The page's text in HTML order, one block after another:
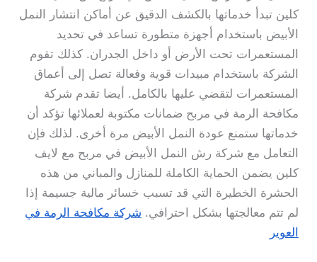
كلين تبدأ خدماتها بالكشف الدقيق عن أماكن انتشار النمل
الأبيض باستخدام أجهزة متطورة تساعد في تحديد
المستعمرات تحت الأرض أو داخل الجدران. كذلك تقوم
الشركة باستخدام مبيدات قوية وفعالة تصل إلى أعماق
المستعمرات لتقضي عليها بالكامل. أيضا تقدم شركة
مكافحة الرمة في مربح ضمانات مكتوبة لعملائها تؤكد أن
خدماتها ستمنع عودة النمل الأبيض مرة أخرى. لذلك فإن
التعامل مع شركة رش النمل الأبيض في مربح مع لايف
كلين يضمن الحماية الكاملة للمنازل والمباني من هذه
الحشرة الخطيرة التي قد تسبب خسائر مالية جسيمة إذا
لم تتم معالجتها بشكل احترافي. شركة مكافحة الرمة في
العوير